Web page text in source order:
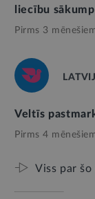
liecību
Pirms 3
Veltīs
Pirms 4
Viss par šo